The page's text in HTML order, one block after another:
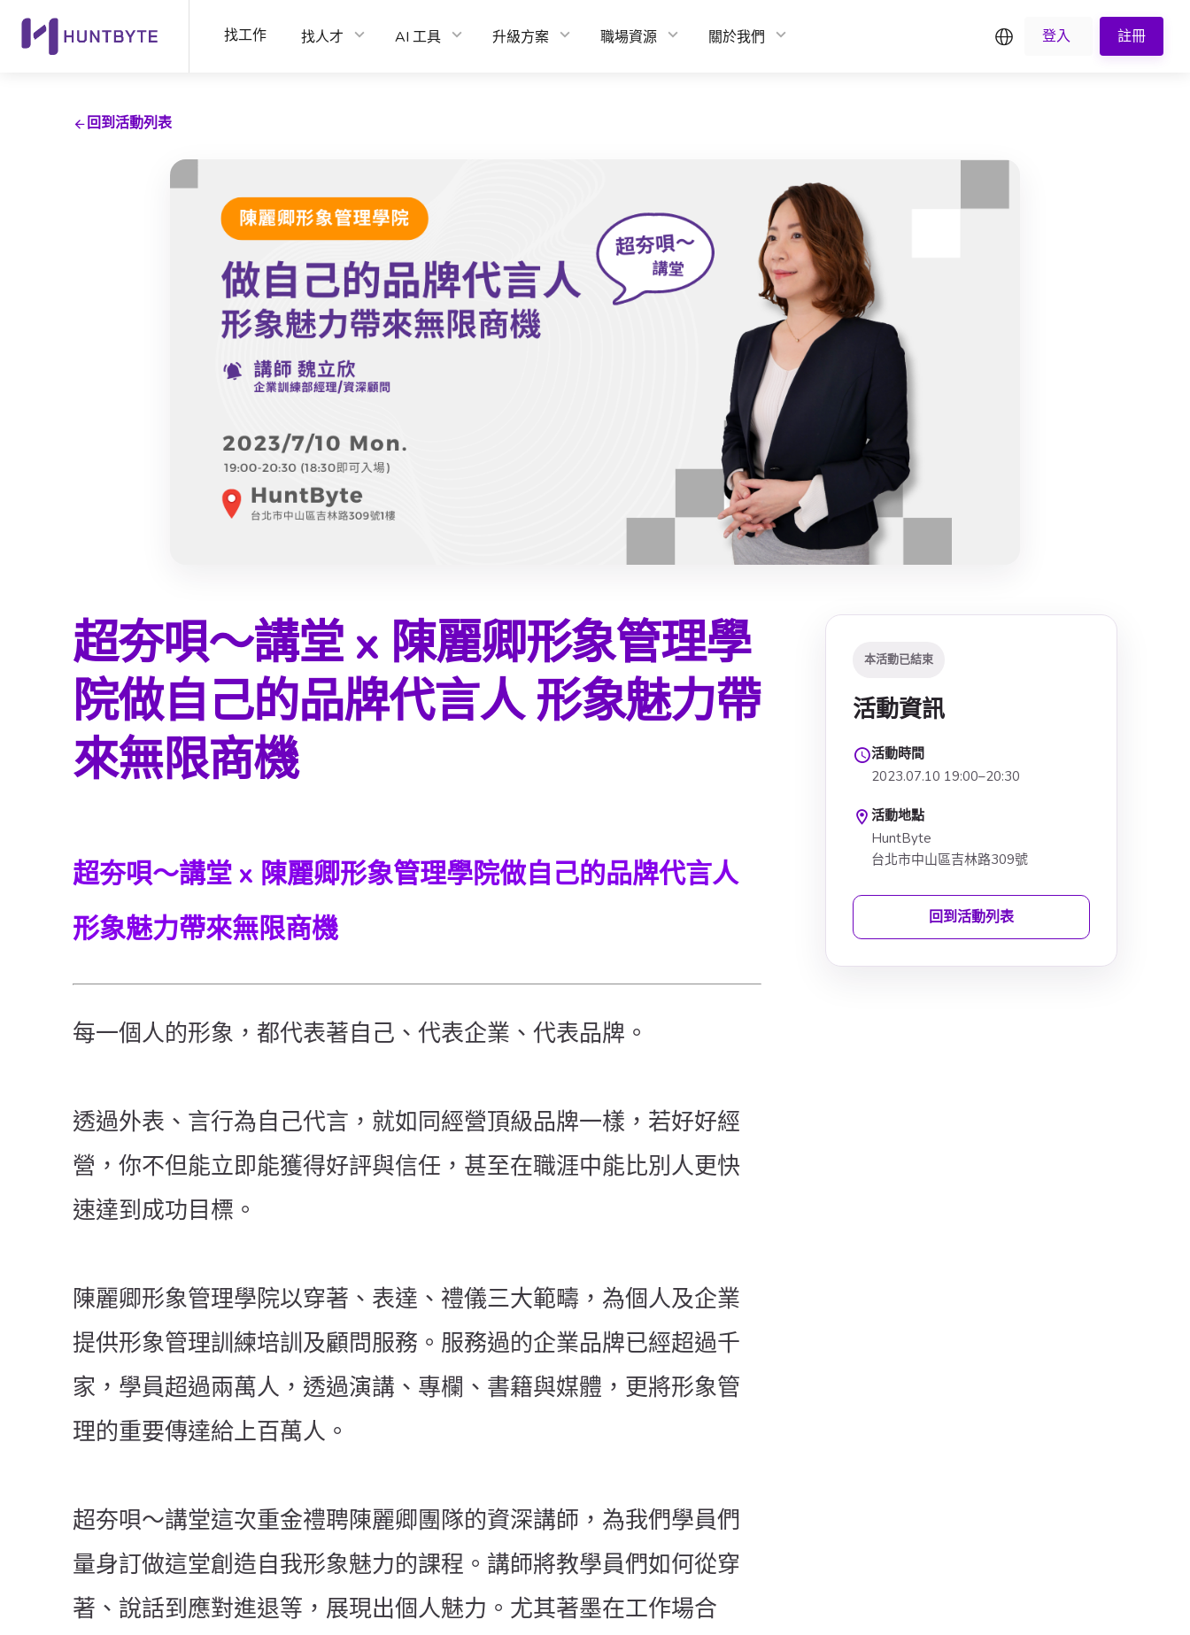
找工作 找人才 AI 工具 升級方案 職場資源 關於我們 繁中登入 註冊
回到活動列表
超夯唄～講堂 x 陳麗卿形象管理學
院做自己的品牌代言人 形象魅力帶
來無限商機
超夯唄～講堂 x 陳麗卿形象管理學院做自己的品牌代言人
形象魅力帶來無限商機
每一個人的形象，都代表著自己、代表企業、代表品牌。
透過外表、言行為自己代言，就如同經營頂級品牌一樣，若好好經
營，你不但能立即能獲得好評與信任，甚至在職涯中能比別人更快
速達到成功目標。
陳麗卿形象管理學院以穿著、表達、禮儀三大範疇，為個人及企業
提供形象管理訓練培訓及顧問服務。服務過的企業品牌已經超過千
家，學員超過兩萬人，透過演講、專欄、書籍與媒體，更將形象管
理的重要傳達給上百萬人。
超夯唄～講堂這次重金禮聘陳麗卿團隊的資深講師，為我們學員們
量身訂做這堂創造自我形象魅力的課程。講師將教學員們如何從穿
著、說話到應對進退等，展現出個人魅力。尤其著墨在工作場合
本活動已結束
活動資訊
活動時間
2023.07.10 19:00–20:30
活動地點
HuntByte
台北市中山區吉林路309號
回到活動列表